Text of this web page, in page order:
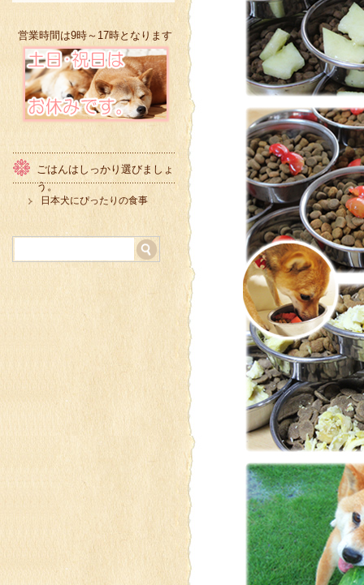
営業時間は9時～17時となります
ごはんはしっかり選びましょ
う。
日本犬にぴったりの食事